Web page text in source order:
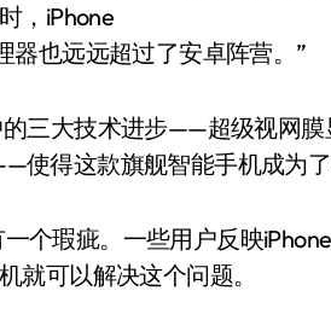
，iPhone
器也远远超过了安卓阵营。”
的三大技术进步——超级视网膜
使得这款旗舰智能手机成为
一个瑕疵。一些用户反映
就可以解决这个问题。